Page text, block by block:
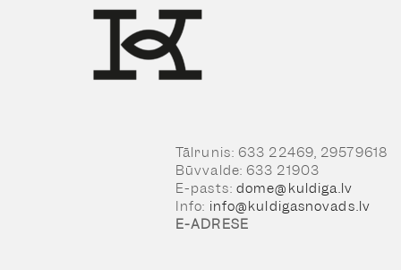
Tālrunis: 633 22469, 29579618
Būvvalde: 633 21903
E-pasts: dome@kuldiga.lv
Info: info@kuldigasnovads.lv
E-ADRESE